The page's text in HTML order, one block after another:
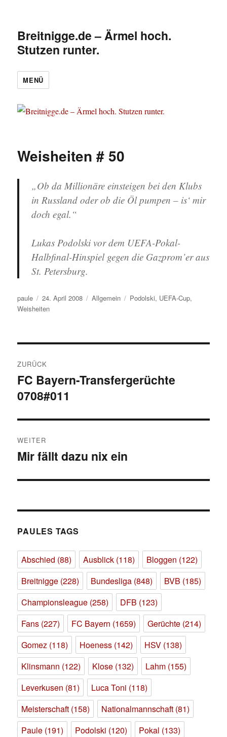
Breitnigge.de – Ärmel hoch.
Stutzen runter.
MENÜ
Weisheiten # 50
„Ob da Millionäre einsteigen bei den Klubs
in Russland oder ob die Öl pumpen – is‘ mir
doch egal.“
Lukas Podolski vor dem UEFA-Pokal-
Halbfinal-Hinspiel gegen die Gazprom’er aus
St. Petersburg.
Autor
paule
Veröffentlicht
am
24. April 2008 Kategorien
Allgemein Schlagwörter
Podolski, UEFA-Cup,
Weisheiten
ZURÜCK
Vorheriger
Beitrag:
FC Bayern-Transfergerüchte
0708#011
WEITER
Nächster
Mir fällt dazu nix ein
PAULES TAGS
Abschied (88) Ausblick (118) Bloggen (122)
Breitnigge (228) Bundesliga (848) BVB (185)
Championsleague (258) DFB (123)
Fans (227) FC Bayern (1659) Gerüchte (214)
Gomez (118) Hoeness (142) HSV (138)
Klinsmann (122) Klose (132) Lahm (155)
Leverkusen (81) Luca Toni (118)
Meisterschaft (158) Nationalmannschaft (81)
Paule (191) Podolski (120) Pokal (133)